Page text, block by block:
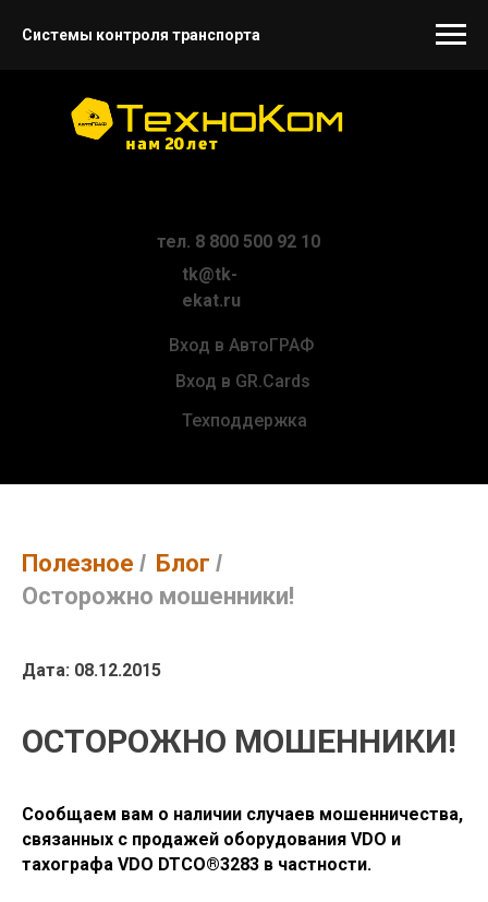
Системы контроля транспорта
tk@tk-
ekat.ru
тел. 8 800 500 92 10
Вход в АвтоГРАФ
Вход в GR.Cards
Техподдержка
Полезное / Блог /
Осторожно мошенники!
Дата: 08.12.2015
ОСТОРОЖНО МОШЕННИКИ!
Сообщаем вам о наличии случаев мошенничества,
связанных с продажей оборудования VDO и
тахографа VDO DTCO®3283 в частности.